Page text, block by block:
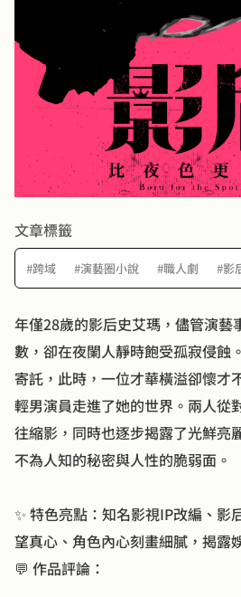
文章標籤
#跨域 #演藝圈小說 #職人劇 #影
年僅28歲的影后史艾瑪，儘管演藝
數，卻在夜闌人靜時飽受孤寂侵蝕
寄託，此時，一位才華橫溢卻懷才
輕男演員走進了她的世界。兩人從
往縮影，同時也逐步揭露了光鮮亮
不為人知的秘密與人性的脆弱面。
✨ 特色亮點：知名影視IP改編、影
望真心、角色內心刻畫細膩，揭露
💬 作品評論：